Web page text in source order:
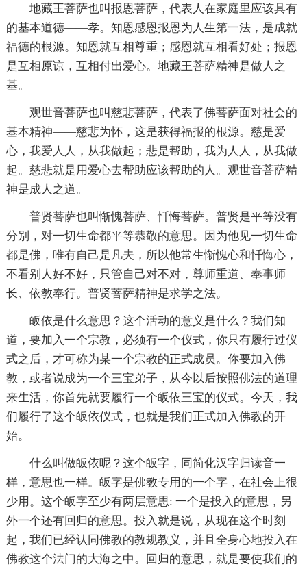
地藏王菩萨也叫报恩菩萨，代表人在家庭里应该具有
的基本道德——孝。知恩感恩报恩为人生第一法，是成就
福德的根源。知恩就互相尊重；感恩就互相看好处；报恩
是互相原谅，互相付出爱心。地藏王菩萨精神是做人之
基。
观世音菩萨也叫慈悲菩萨，代表了佛菩萨面对社会的
基本精神——慈悲为怀，这是获得福报的根源。慈是爱
心，我爱人人，从我做起；悲是帮助，我为人人，从我做
起。慈悲就是用爱心去帮助应该帮助的人。观世音菩萨精
神是成人之道。
普贤菩萨也叫惭愧菩萨、忏悔菩萨。普贤是平等没有
分别，对一切生命都平等恭敬的意思。因为他见一切生命
都是佛，唯有自己是凡夫 ，所以他常生惭愧心和忏悔心，
不看别人好不好，只管自己对不对，尊师重道、奉事师
长、依教奉行。普贤菩萨精神是求学之法。
皈依是什么意思？这个活动的意义是什么？我们知
道，要加入一个宗教 ，必须有一个仪式，你只有履行过仪
式之后，才可称为某一个宗教的正式成员。你要加入佛
教 ，或者说成为一个三宝弟子，从今以后按照佛法的道理
来生活，你首先就要履行一个皈依三宝的仪式。今天，我
们履行了这个皈依仪式，也就是我们正式加入佛教的开
始。
什么叫做皈依呢？这个皈字，同简化汉字归读音一
样，意思也一样。皈字是佛教专用的一个字，在社会上很
少用。这个皈字至少有两层意思: 一个是投入的意思，另
外一个还有回归的意思。投入就是说，从现在这个时刻
起，我们已经认同佛教的教规教义，并且全身心地投入在
佛教这个法门的大海之中。回归的意思，就是要使我们的